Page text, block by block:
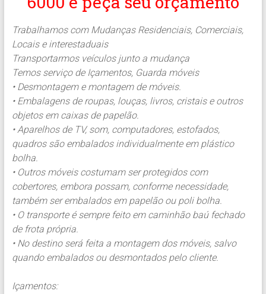
Trabalhamos com Mudanças Residenciais, Comerciais,
Locais e interestaduais
Transportarmos veículos junto a mudança
Temos serviço de Içamentos, Guarda móveis
• Desmontagem e montagem de móveis.
• Embalagens de roupas, louças, livros, cristais e outros
objetos em caixas de papelão.
• Aparelhos de TV, som, computadores, estofados,
quadros são embalados individualmente em plástico
bolha.
• Outros móveis costumam ser protegidos com
cobertores, embora possam, conforme necessidade,
também ser embalados em papelão ou poli bolha.
• O transporte é sempre feito em caminhão baú fechado
de frota própria.
• No destino será feita a montagem dos móveis, salvo
quando embalados ou desmontados pelo cliente.
Içamentos: